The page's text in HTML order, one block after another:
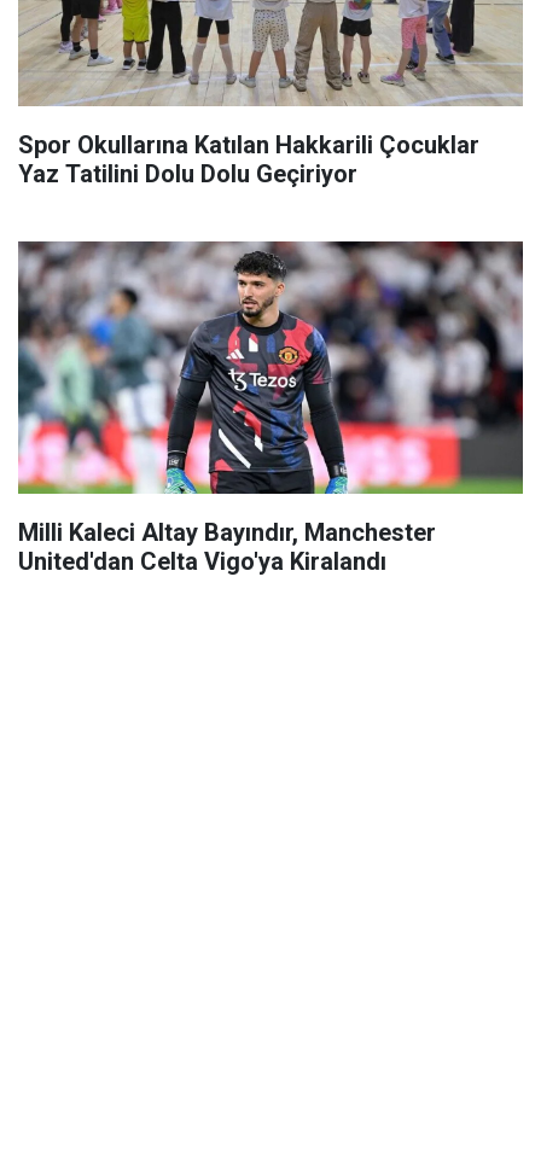
Spor Okullarına Katılan Hakkarili Çocuklar
Yaz Tatilini Dolu Dolu Geçiriyor
Milli Kaleci Altay Bayındır, Manchester
United'dan Celta Vigo'ya Kiralandı